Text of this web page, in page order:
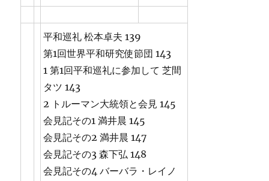
平和巡礼 松本卓夫 139
第1回世界平和研究使節団 143
1 第1回平和巡礼に参加して 芝間
タツ 143
2 トルーマン大統領と会見 145
会見記その1 満井晨 145
会見記その2 満井晨 147
会見記その3 森下弘 148
会見記その4 バーバラ・レイノ